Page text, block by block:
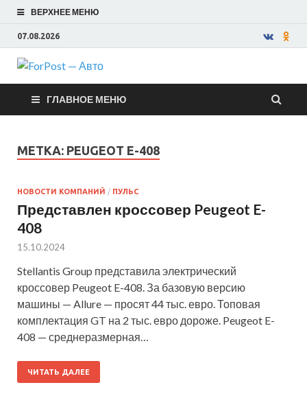
ВЕРХНЕЕ МЕНЮ
07.08.2026
ForPost —
Авто
ГЛАВНОЕ МЕНЮ
МЕТКА: PEUGEOT E-408
НОВОСТИ КОМПАНИЙ / ПУЛЬС
Представлен кроссовер Peugeot E-
408
15.10.2024
Stellantis Group представила электрический
кроссовер Peugeot E-408. За базовую версию
машины — Allure — просят 44 тыс. евро. Топовая
комплектация GT на 2 тыс. евро дороже. Peugeot E-
408 — среднеразмерная…
ЧИТАТЬ ДАЛЕЕ